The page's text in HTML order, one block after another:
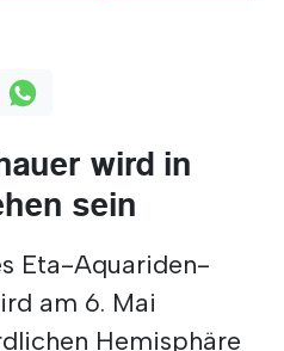
wird in
sein
Eta-Aquariden-
am 6. Mai
Hemisphäre